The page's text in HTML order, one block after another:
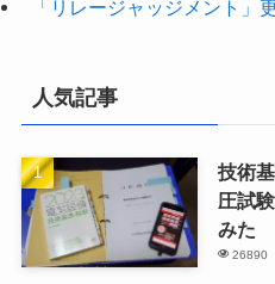
「リレージャッジメント」
人気記事
技術
圧試
みた
26890